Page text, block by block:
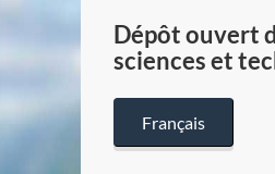
Dépôt ouvert
sciences et
Français